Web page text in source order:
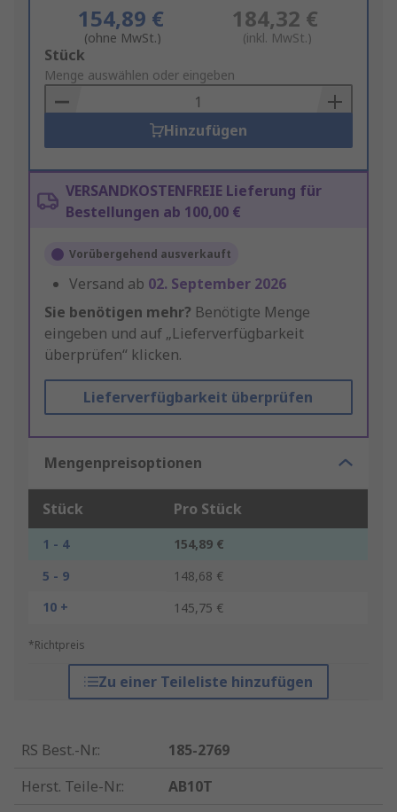
154,89 €
(ohne MwSt.)
184,32 €
(inkl. MwSt.)
Add
to
Basket
Stück
Menge auswählen oder eingeben
Hinzufügen
VERSANDKOSTENFREIE Lieferung für
Bestellungen ab 100,00 €
Vorübergehend ausverkauft
Versand ab 02. September 2026
Sie benötigen mehr? Benötigte Menge
eingeben und auf „Lieferverfügbarkeit
überprüfen“ klicken.
Lieferverfügbarkeit überprüfen
Mengenpreisoptionen
Stück Pro Stück
1 - 4
154,89 €
5 - 9
148,68 €
10 +
145,75 €
*Richtpreis
Zu einer Teileliste hinzufügen
RS Best.-Nr.:
185-2769
Herst. Teile-Nr.:
AB10T